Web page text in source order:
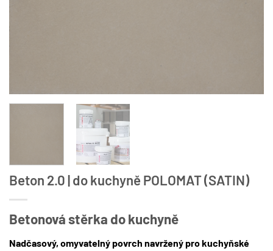
Beton 2.0 | do kuchyně POLOMAT (SATIN)
Betonová stěrka do kuchyně
Nadčasový, omyvatelný povrch navržený pro kuchyňské